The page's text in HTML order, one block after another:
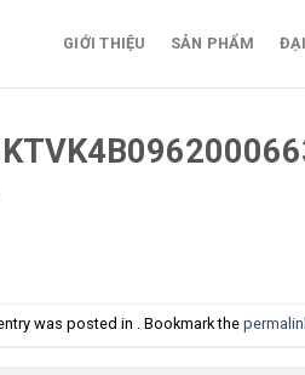
GIỚI THIỆU SẢN PHẨM
was posted in . Bookmark the